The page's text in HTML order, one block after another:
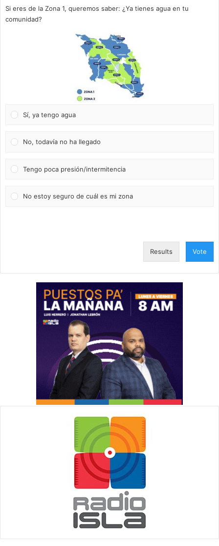
Si eres de la Zona 1, queremos saber: ¿Ya tienes agua en tu
comunidad?
Sí, ya tengo agua
No, todavía no ha llegado
Tengo poca presión/intermitencia
No estoy seguro de cuál es mi zona
Results Vote